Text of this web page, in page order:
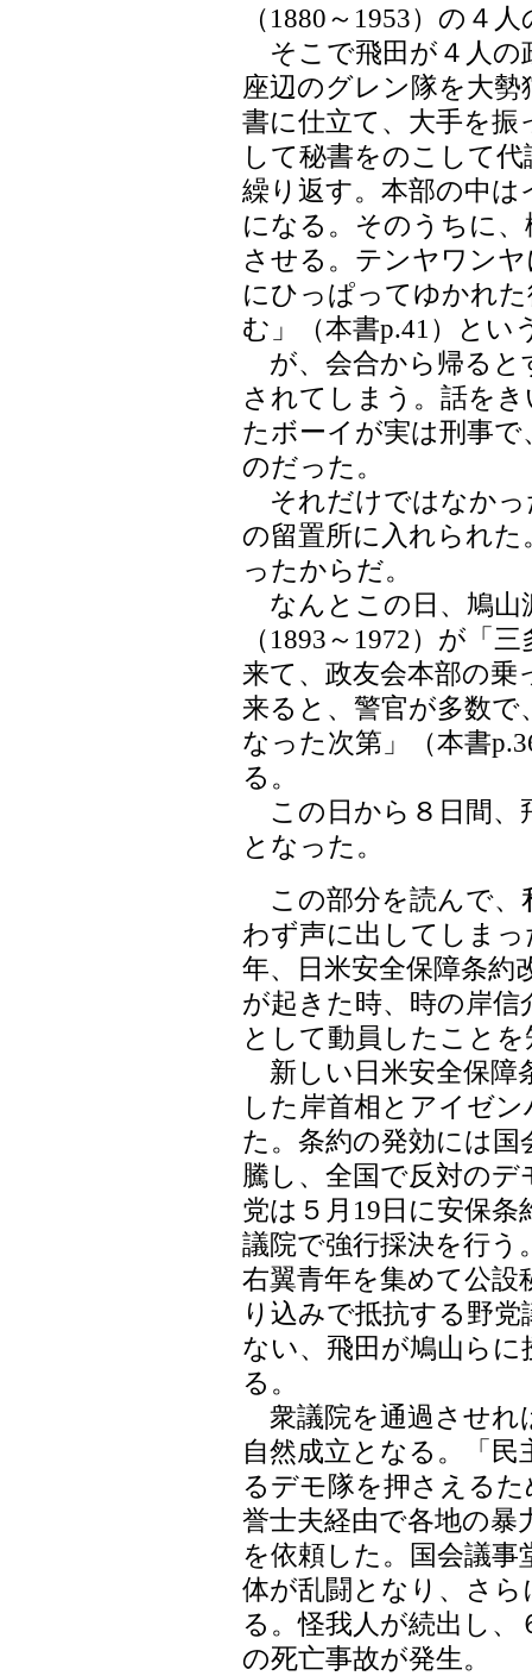
（1880～1953）の４
そこで飛田が４人の
座辺のグレン隊を大
書に仕立て、大手を振
して秘書をのこして
繰り返す。本部の中
になる。そのうちに
させる。テンヤワン
にひっぱってゆかれ
む」（本書p.41）とい
が、会合から帰ると
されてしまう。話を
たボーイが実は刑事
のだった。
それだけではなかっ
の留置所に入れられ
ったからだ。
なんとこの日、鳩山
（1893～1972）が「
来て、政友会本部の
来ると、警官が多数
なった次第」（本書
る。
この日から８日間、
となった。
この部分を読んで、
わず声に出してしま
年、日米安全保障条約
が起きた時、時の岸
として動員したこと
新しい日米安全保障
した岸首相とアイゼ
た。条約の発効には
騰し、全国で反対の
党は５月19日に安保条
議院で強行採決を行う
右翼青年を集めて公設
り込みで抵抗する野
ない、飛田が鳩山ら
る。
衆議院を通過させれ
自然成立となる。「
るデモ隊を押さえる
誉士夫経由で各地の暴
を依頼した。国会議事
体が乱闘となり、さ
る。怪我人が続出し、
の死亡事故が発生。